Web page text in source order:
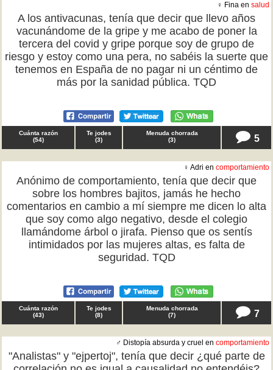
♀ Fina en salud
A los antivacunas, tenía que decir que llevo años
vacunándome de la gripe y me acabo de poner la
tercera del covid y gripe porque soy de grupo de
riesgo y estoy como una pera, no sabéis la suerte que
tenemos en España de no pagar ni un céntimo de
más por la sanidad pública. TQD
Cuánta razón
(54)
Te jodes
(3)
Menuda chorrada
(3) 5
♀ Adri en comportamiento
Anónimo de comportamiento, tenía que decir que
sobre los hombres bajitos, jamás he hecho
comentarios en cambio a mí siempre me dicen lo alta
que soy como algo negativo, desde el colegio
llamándome árbol o jirafa. Pienso que os sentís
intimidados por las mujeres altas, es falta de
seguridad. TQD
Cuánta razón
(43)
Te jodes
(8)
Menuda chorrada
(7) 7
♂ Distopía absurda y cruel en comportamiento
"Analistas" y "ejpertoj", tenía que decir ¿qué parte de